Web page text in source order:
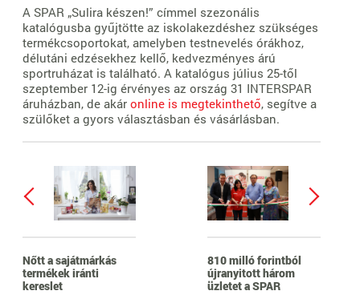
A SPAR „Sulira készen!” címmel szezonális
katalógusba gyűjtötte az iskolakezdéshez szükséges
termékcsoportokat, amelyben testnevelés órákhoz,
délutáni edzésekhez kellő, kedvezményes árú
sportruházat is található. A katalógus július 25-től
szeptember 12-ig érvényes az ország 31 INTERSPAR
áruházban, de akár online is megtekinthető, segítve a
szülőket a gyors választásban és vásárlásban.
Nőtt a sajátmárkás
termékek iránti
kereslet
810 milló forintból
újranyitott három
üzletet a SPAR